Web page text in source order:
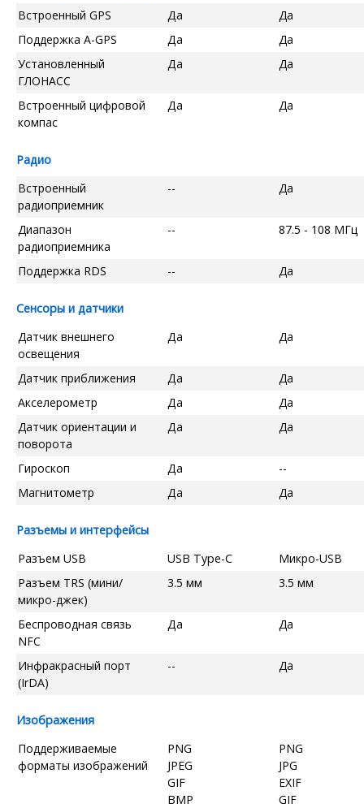
Встроенный GPS
Да
Да
Поддержка A-GPS
Да
Да
Установленный
ГЛОНАСС
Да Да
Встроенный цифровой
компас
Да Да
Радио
Встроенный
радиоприемник
-- Да
Диапазон
радиоприемника
-- 87.5 - 108 МГц
Поддержка RDS -- Да
Сенсоры и датчики
Датчик внешнего
освещения
Да Да
Датчик приближения Да
Да
Акселерометр
Да
Да
Датчик ориентации и
поворота
Да Да
Гироскоп Да
--
Магнитометр
Да Да
Разъемы и интерфейсы
Разъем USB
USB Type-C
Микро-USB
Разъем TRS (мини/
микро-джек)
3.5 мм 3.5 мм
Беспроводная связь
NFC
Да Да
Инфракрасный порт
(IrDA)
-- Да
Изображения
Поддерживаемые
форматы изображений
PNG
JPEG
GIF
BMP
PNG
JPG
EXIF
GIF